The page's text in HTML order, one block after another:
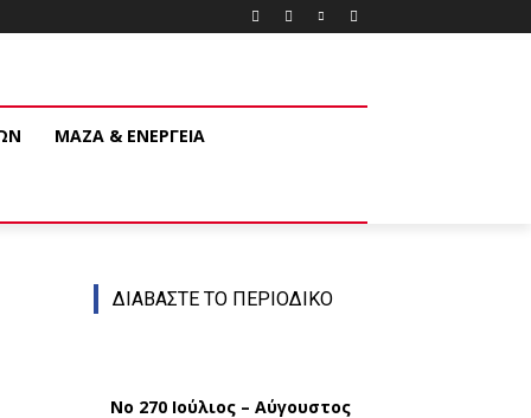
ΜΑΖΑ & ΕΝΕΡΓΕΙΑ
ΔΙΑΒΑΣΤΕ ΤΟ ΠΕΡΙΟΔΙΚΟ
Νο 270 Ιούλιος – Αύγουστος